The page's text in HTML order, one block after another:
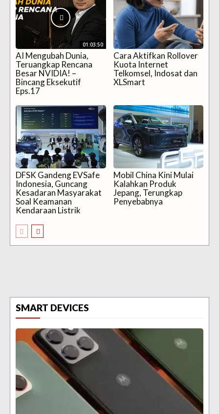
01:03:50
AI Mengubah Dunia,
Teruangkap Rencana
Besar NVIDIA! –
Bincang Eksekutif
Eps.17
Cara Aktifkan Rollover
Kuota Internet
Telkomsel, Indosat dan
XLSmart
DFSK Gandeng EVSafe
Indonesia, Guncang
Kesadaran Masyarakat
Soal Keamanan
Kendaraan Listrik
Mobil China Kini Mulai
Kalahkan Produk
Jepang, Terungkap
Penyebabnya
SMART DEVICES